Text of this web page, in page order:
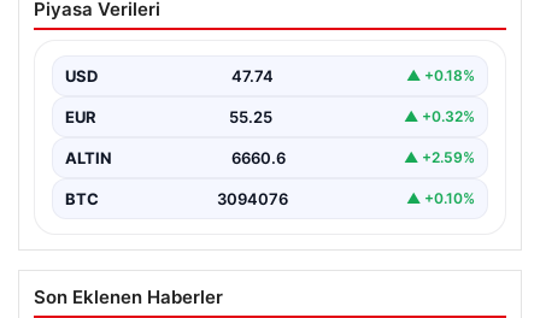
İptal için mahkemeye başvurdu
Piyasa Verileri
USD 47.74 ▲ +0.18%
EUR 55.25 ▲ +0.32%
ALTIN 6660.6 ▲ +2.59%
BTC 3094076 ▲ +0.10%
Son Eklenen Haberler